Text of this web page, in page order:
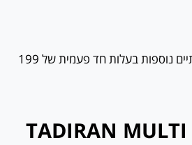
שנה ראשונה עפ דין, שנתיים נוספות בעלות חד פעמית של 199
TADIRAN